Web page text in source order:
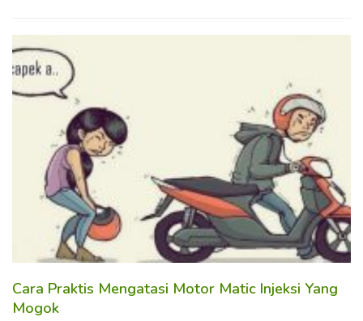
Cara Praktis Mengatasi Motor Matic Injeksi Yang
Mogok